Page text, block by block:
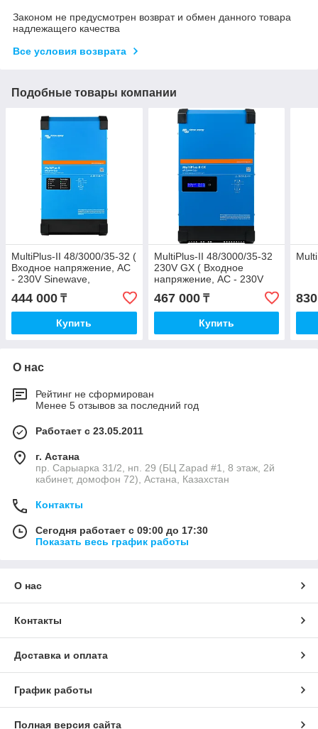
Законом не предусмотрен возврат и обмен данного товара
надлежащего качества
Все условия возврата
Подобные товары компании
MultiPlus-II 48/3000/35-32 (
Входное напряжение, AC
- 230V Sinewave,
Выходное напряжение,
DC - 48, Выходной
444 000 ₸
Купить
MultiPlus-II 48/3000/35-32
230V GX ( Входное
напряжение, AC - 230V
Sinewave, Выходное
напряжение, DC - 48)
467 000₸
Купить
О нас
Рейтинг не сформирован
Менее 5 отзывов за последний год
Работает с 23.05.2011
г. Астана
пр. Сарыарка 31/2, нп. 29 (БЦ Zapad #1, 8 этаж, 2й
кабинет, домофон 72), Астана, Казахстан
Контакты
Сегодня работает с 09:00 до 17:30
Показать весь график работы
О нас
Контакты
Доставка и оплата
График работы
Полная версия сайта